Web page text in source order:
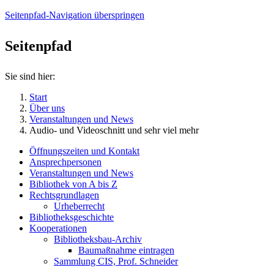
Seitenpfad-Navigation überspringen
Seitenpfad
Sie sind hier:
Start
Über uns
Veranstaltungen und News
Audio- und Videoschnitt und sehr viel mehr
Öffnungszeiten und Kontakt
Ansprechpersonen
Veranstaltungen und News
Bibliothek von A bis Z
Rechtsgrundlagen
Urheberrecht
Bibliotheksgeschichte
Kooperationen
Bibliotheksbau-Archiv
Baumaßnahme eintragen
Sammlung CIS, Prof. Schneider